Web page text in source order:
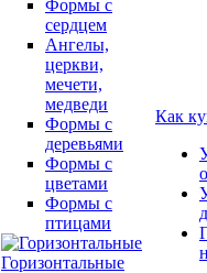
Формы с
сердцем
Ангелы,
церкви,
мечети,
медведи
Формы с
деревьями
Формы с
цветами
Формы с
птицами
Горизонтальные
Как